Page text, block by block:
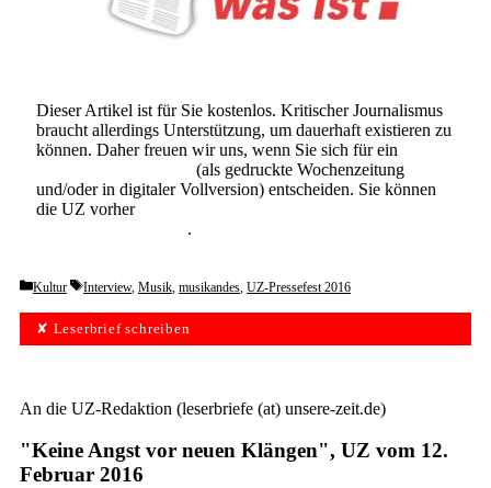
Dieser Artikel ist für Sie kostenlos. Kritischer Journalismus
braucht allerdings Unterstützung, um dauerhaft existieren zu
können. Daher freuen wir uns, wenn Sie sich für ein
(als gedruckte Wochenzeitung
und/oder in digitaler Vollversion) entscheiden. Sie können
die UZ vorher
.
Categories
Kultur Tags
Interview, Musik, musikandes, UZ-Pressefest 2016
✘ Leserbrief schreiben
An die UZ-Redaktion (leserbriefe (at) unsere-zeit.de)
"Keine Angst vor neuen Klängen", UZ vom 12.
Februar 2016